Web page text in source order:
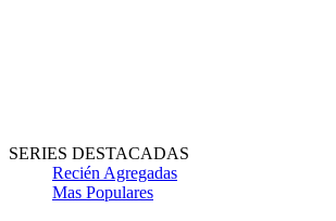
SERIES DESTACADAS
Recién Agregadas
Mas Populares